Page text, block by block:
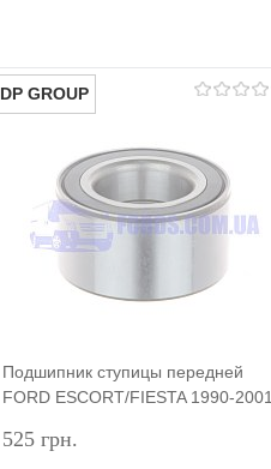
DP GROUP
Подшипник ступицы передней
FORD ESCORT/FIESTA 1990-2001
525 грн.